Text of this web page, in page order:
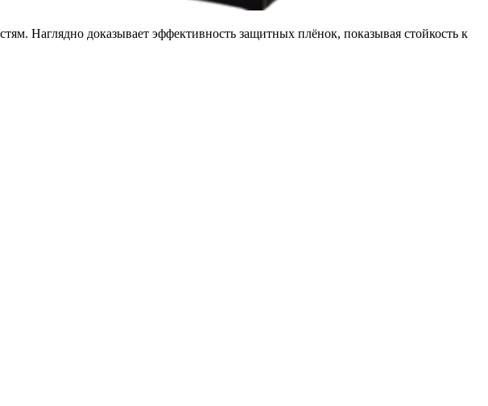
Наглядно доказывает эффективность защитных плёнок, показывая стойкость к